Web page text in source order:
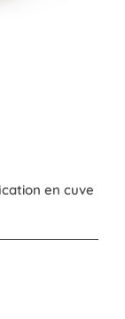
en cuve